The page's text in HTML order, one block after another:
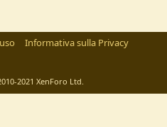
Informativa sulla Privacy
2021 XenForo Ltd.